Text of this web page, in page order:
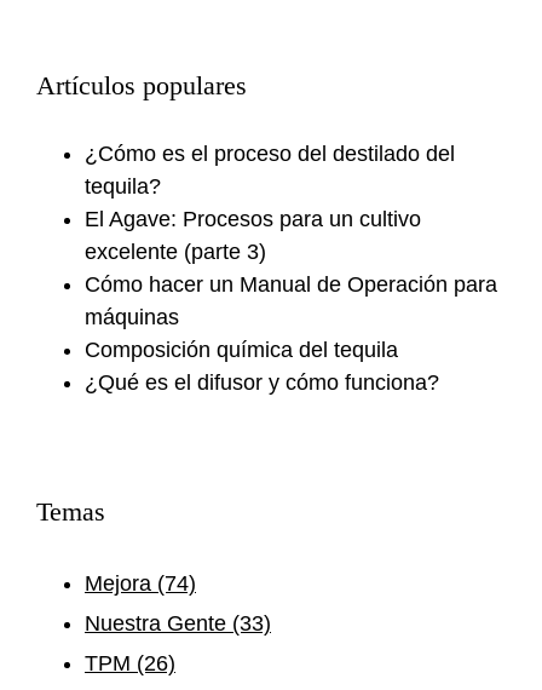
Artículos populares
¿Cómo es el proceso del destilado del
tequila?
El Agave: Procesos para un cultivo
excelente (parte 3)
Cómo hacer un Manual de Operación para
máquinas
Composición química del tequila
¿Qué es el difusor y cómo funciona?
Temas
Mejora (74)
Nuestra Gente (33)
TPM (26)